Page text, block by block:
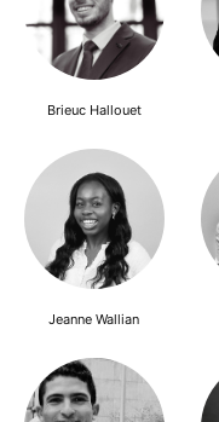
Brieuc Hallouet
Jeanne Wallian